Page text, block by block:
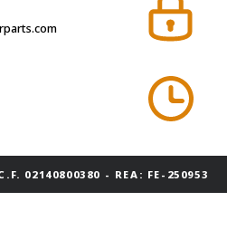
02140800380 - REA: FE-250953